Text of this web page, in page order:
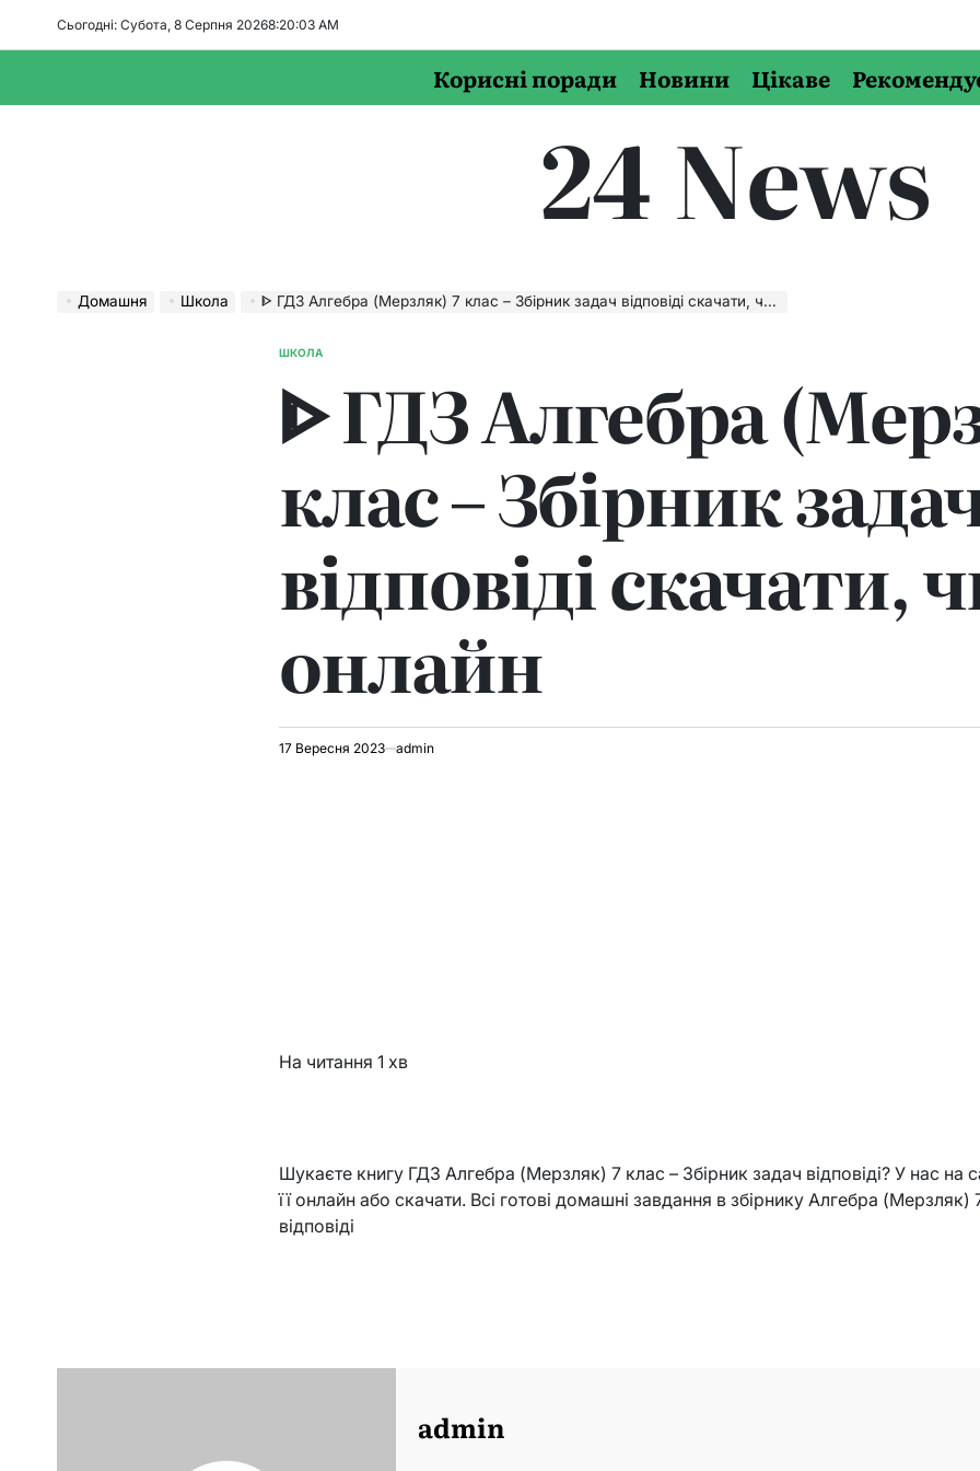
Сьогодні: Субота, 8 Серпня 20268:20:04 AM
Корисні поради Новини Цікаве
24 News
Домашня Школа ᐈ ГДЗ Алгебра (Мерзляк) 7 клас – Збірник задач відповіді скачати, читати онлайн
ОПУБЛІКУВАТИ
ШКОЛА
ᐈ ГДЗ Алгебра
клас – Збірник
відповіді скачати,
онлайн
17 Вересня 2023 admin
На читання 1 хв
Шукаєте книгу ГДЗ Алгебра (Мерзляк) 7 клас – Збірник задач відповіді? У нас на
її онлайн або скачати. Всі готові домашні завдання в збірнику Алгебра (Мерзляк)
відповіді
admin